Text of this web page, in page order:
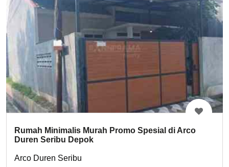
Rumah Minimalis Murah Promo Spesial di Arco
Duren Seribu Depok
Arco Duren Seribu